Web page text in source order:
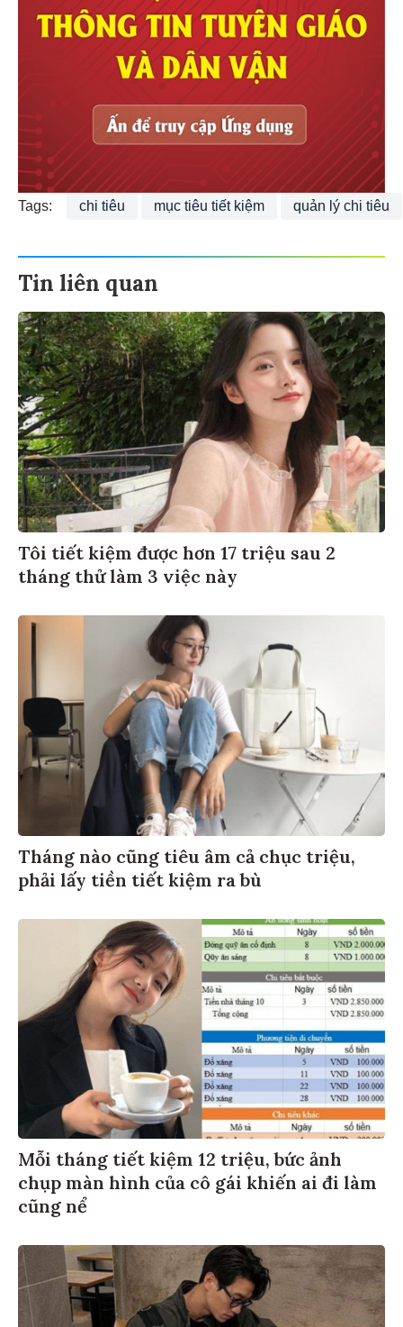
Tags: chi tiêu mục tiêu tiết kiệm quản lý chi tiêu
Tin liên quan
Tôi tiết kiệm được hơn 17 triệu sau 2
tháng thử làm 3 việc này
Tháng nào cũng tiêu âm cả chục triệu,
phải lấy tiền tiết kiệm ra bù
Mỗi tháng tiết kiệm 12 triệu, bức ảnh
chụp màn hình của cô gái khiến ai đi làm
cũng nể